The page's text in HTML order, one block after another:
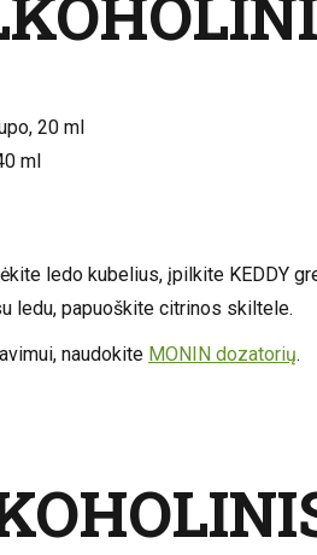
20 ml
ml
ledo kubelius, įpilkite KEDDY
ledu, papuoškite citrinos skiltele.
naudokite MONIN dozatorių.